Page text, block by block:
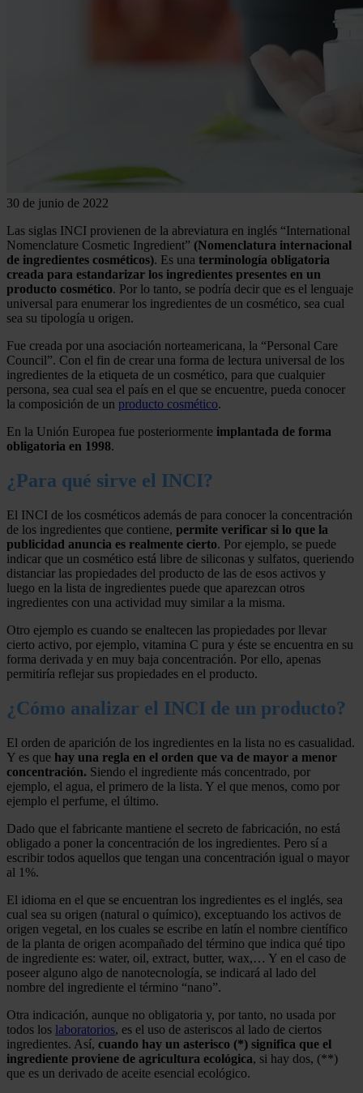
30 de junio de 2022
Las siglas INCI provienen de la abreviatura en inglés “International
Nomenclature Cosmetic Ingredient” (Nomenclatura internacional
de ingredientes cosméticos). Es una terminología obligatoria
creada para estandarizar los ingredientes presentes en un
producto cosmético. Por lo tanto, se podría decir que es el lenguaje
universal para enumerar los ingredientes de un cosmético, sea cual
sea su tipología u origen.
Fue creada por una asociación norteamericana, la “Personal Care
Council”. Con el fin de crear una forma de lectura universal de los
ingredientes de la etiqueta de un cosmético, para que cualquier
persona, sea cual sea el país en el que se encuentre, pueda conocer
la composición de un producto cosmético.
En la Unión Europea fue posteriormente implantada de forma
obligatoria en 1998.
¿Para qué sirve el INCI?
El INCI de los cosméticos además de para conocer la concentración
de los ingredientes que contiene, permite verificar si lo que la
publicidad anuncia es realmente cierto. Por ejemplo, se puede
indicar que un cosmético está libre de siliconas y sulfatos, queriendo
distanciar las propiedades del producto de las de esos activos y
luego en la lista de ingredientes puede que aparezcan otros
ingredientes con una actividad muy similar a la misma.
Otro ejemplo es cuando se enaltecen las propiedades por llevar
cierto activo, por ejemplo, vitamina C pura y éste se encuentra en su
forma derivada y en muy baja concentración. Por ello, apenas
permitiría reflejar sus propiedades en el producto.
¿Cómo analizar el INCI de un producto?
El orden de aparición de los ingredientes en la lista no es casualidad.
Y es que hay una regla en el orden que va de mayor a menor
concentración. Siendo el ingrediente más concentrado, por
ejemplo, el agua, el primero de la lista. Y el que menos, como por
ejemplo el perfume, el último.
Dado que el fabricante mantiene el secreto de fabricación, no está
obligado a poner la concentración de los ingredientes. Pero sí a
escribir todos aquellos que tengan una concentración igual o mayor
al 1%.
El idioma en el que se encuentran los ingredientes es el inglés, sea
cual sea su origen (natural o químico), exceptuando los activos de
origen vegetal, en los cuales se escribe en latín el nombre científico
de la planta de origen acompañado del término que indica qué tipo
de ingrediente es: water, oil, extract, butter, wax,… Y en el caso de
poseer alguno algo de nanotecnología, se indicará al lado del
nombre del ingrediente el término “nano”.
Otra indicación, aunque no obligatoria y, por tanto, no usada por
todos los laboratorios, es el uso de asteriscos al lado de ciertos
ingredientes. Así, cuando hay un asterisco (*) significa que el
ingrediente proviene de agricultura ecológica, si hay dos, (**)
que es un derivado de aceite esencial ecológico.